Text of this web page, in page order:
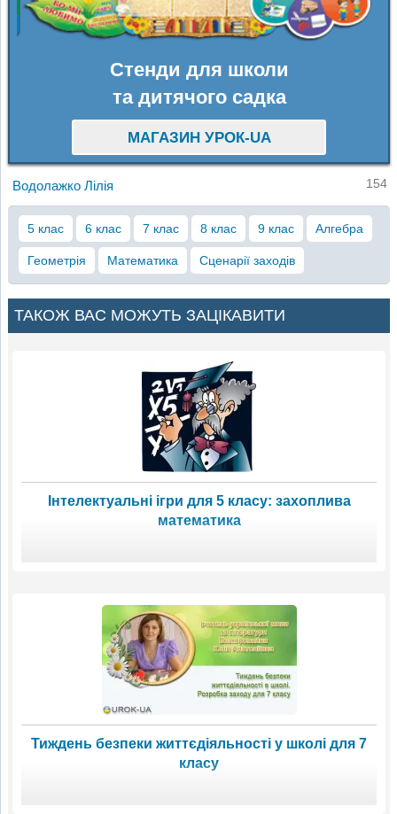
Стенди для школи
та дитячого садка
МАГАЗИН УРОК-UA
Водолажко Лілія 154
5 клас 6 клас 7 клас 8 клас 9 клас Алгебра
Геометрія Математика Сценарії заходів
ТАКОЖ ВАС МОЖУТЬ ЗАЦІКАВИТИ
Інтелектуальні ігри для 5 класу: захоплива
математика
Тиждень безпеки життєдіяльності у школі для 7
класу